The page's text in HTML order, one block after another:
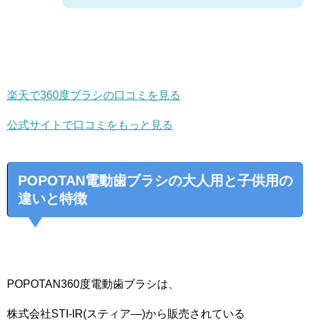
楽天で360度ブラシの口コミを見る
公式サイトで口コミをもっと見る
POPOTAN電動歯ブラシの大人用と子供用の
違いと特徴
POPOTAN360度電動歯ブラシは、
株式会社STI-IR(スティア―)から販売されている